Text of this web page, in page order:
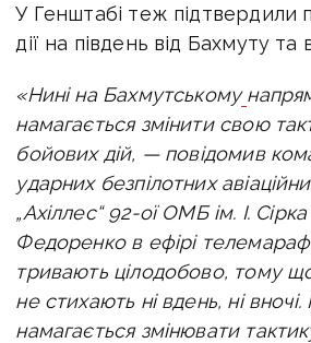
У Генштабі теж підтвердили
дії на південь від Бахмуту та
«Нині на Бахмутському
намагається змінити свою
бойових дій, — повідомив
ударних безпілотних
„Ахіллес“ 92-ої ОМБ ім. І.
Федоренко в ефірі
тривають цілодобово, тому
не стихають ні вдень, ні вночі.
намагається змінювати